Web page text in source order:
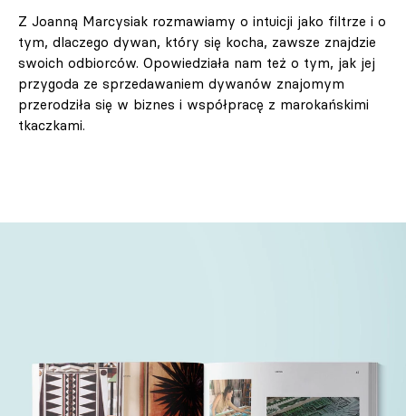
Z Joanną Marcysiak rozmawiamy o intuicji jako filtrze i o
tym, dlaczego dywan, który się kocha, zawsze znajdzie
swoich odbiorców. Opowiedziała nam też o tym, jak jej
przygoda ze sprzedawaniem dywanów znajomym
przerodziła się w biznes i współpracę z marokańskimi
tkaczkami.